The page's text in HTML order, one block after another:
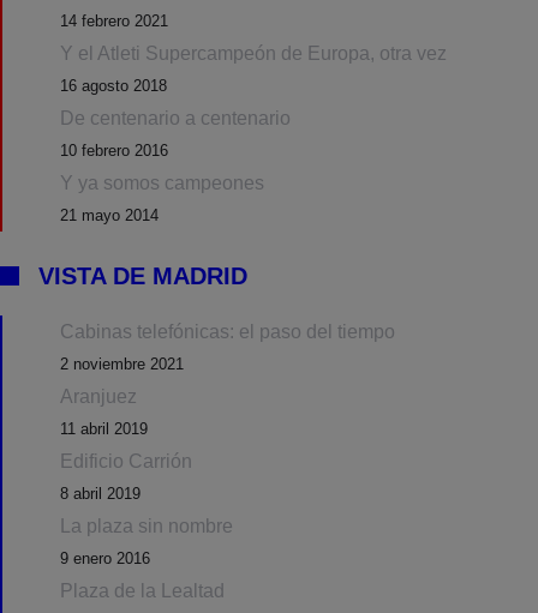
14 febrero 2021
Y el Atleti Supercampeón de Europa, otra vez
16 agosto 2018
De centenario a centenario
10 febrero 2016
Y ya somos campeones
21 mayo 2014
VISTA DE MADRID
Cabinas telefónicas: el paso del tiempo
2 noviembre 2021
Aranjuez
11 abril 2019
Edificio Carrión
8 abril 2019
La plaza sin nombre
9 enero 2016
Plaza de la Lealtad